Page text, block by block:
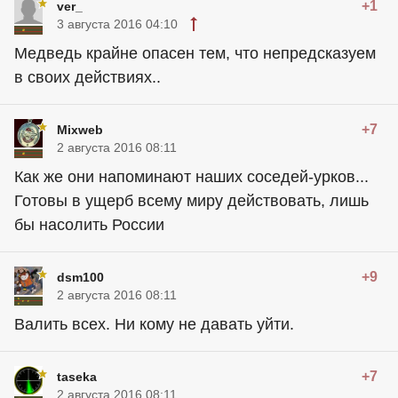
ver_ +1
3 августа 2016 04:10
Медведь крайне опасен тем, что непредсказуем
в своих действиях..
Mixweb +7
2 августа 2016 08:11
Как же они напоминают наших соседей-урков...
Готовы в ущерб всему миру действовать, лишь
бы насолить России
dsm100 +9
2 августа 2016 08:11
Валить всех. Ни кому не давать уйти.
taseka +7
2 августа 2016 08:11